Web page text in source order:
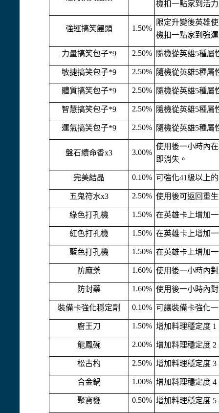
機扣一點家到活
強運搞笑饅頭 1.50%
限定升變後英雄
機扣一點家到強
力量搞笑包子*9 2.50% 隨機從英雄5種屬
敏捷搞笑包子*9 2.50% 隨機從英雄5種屬
體質搞笑包子*9 2.50% 隨機從英雄5種屬
智慧搞笑包子*9 2.50% 隨機從英雄5種屬
運氣搞笑包子*9 2.50% 隨機從英雄5種屬
盤石續命香x3 3.00%
使用後一小時內
即消失。
完美結晶 0.10% 可強化41級以上
五鬼符水x3 2.50% 使用後可返回重
綠色打孔機 1.50% 在英雄卡上增加
紅色打孔機 1.50% 在英雄卡上增加
藍色打孔機 1.50% 在英雄卡上增加
防麻藥 1.60% 使用後一小時內
防封藥 1.60% 使用後一小時內
裝備卡強化穩定劑 0.10% 可讓裝備卡強化
廚王刀 1.50% 增加料理穩定度
龍鳳碗 2.00% 增加料理穩定度
松古杓 2.50% 增加料理穩定度
合金鍋 1.00% 增加料理穩定度
聚寶甕 0.50% 增加料理穩定度